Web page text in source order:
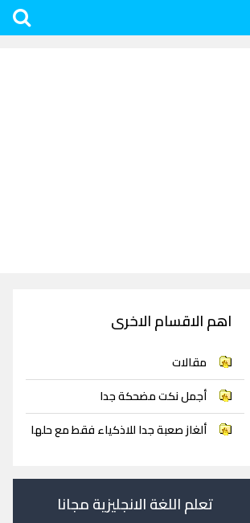
اهم الاقسام الاخرى
مقالات
أجمل نكت مضحكة جدا
ألغاز صعبة جدا للاذكياء فقط مع حلها
تعلم اللغة الانجليزية مجانا